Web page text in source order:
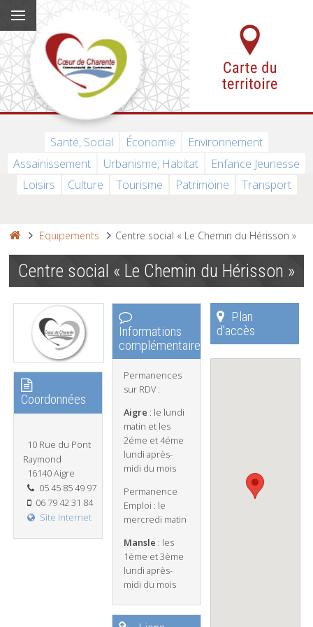
Santé, Social Économie
Environnement
Assainissement
Urbanisme, Habitat
Enfance Jeunesse
Loisirs
Culture Tourisme Patrimoine Transport
Equipements Centre social « Le Chemin du Hérisson »
Centre social « Le Chemin du Hérisson »
Coordonnées
10 Rue du Pont
Raymond
16140 Aigre
05 45 85 49 97
06 79 42 31 84
Site Internet
Informations
complémentaires
Permanences
sur RDV :
Aigre : le lundi
matin et les
2éme et 4éme
lundi après-
midi du mois
Permanence
Emploi : le
mercredi matin
Mansle : les
1ème et 3ème
lundi après-
midi du mois
Plan
d'accès